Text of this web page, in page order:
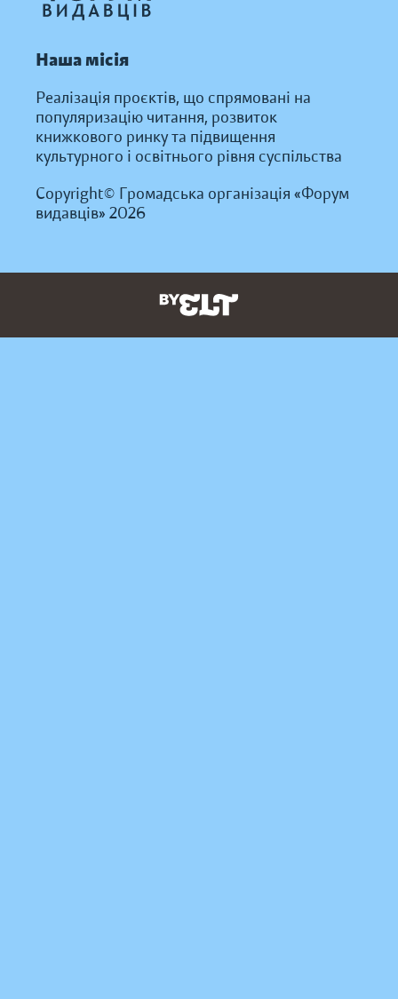
Наша місія
Реалізація проєктів, що спрямовані на
популяризацію читання, розвиток
книжкового ринку та підвищення
культурного і освітнього рівня суспільства
Copyright© Громадська організація «Форум
видавців» 2026